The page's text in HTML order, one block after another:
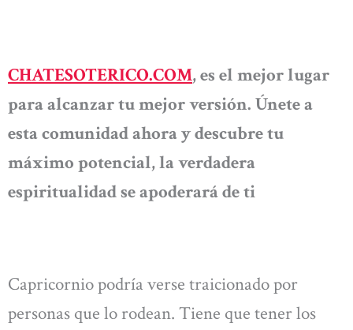
CHATESOTERICO.COM, es el mejor lugar
para alcanzar tu mejor versión. Únete a
esta comunidad ahora y descubre tu
máximo potencial, la verdadera
espiritualidad se apoderará de ti
Capricornio podría verse traicionado por
personas que lo rodean. Tiene que tener los